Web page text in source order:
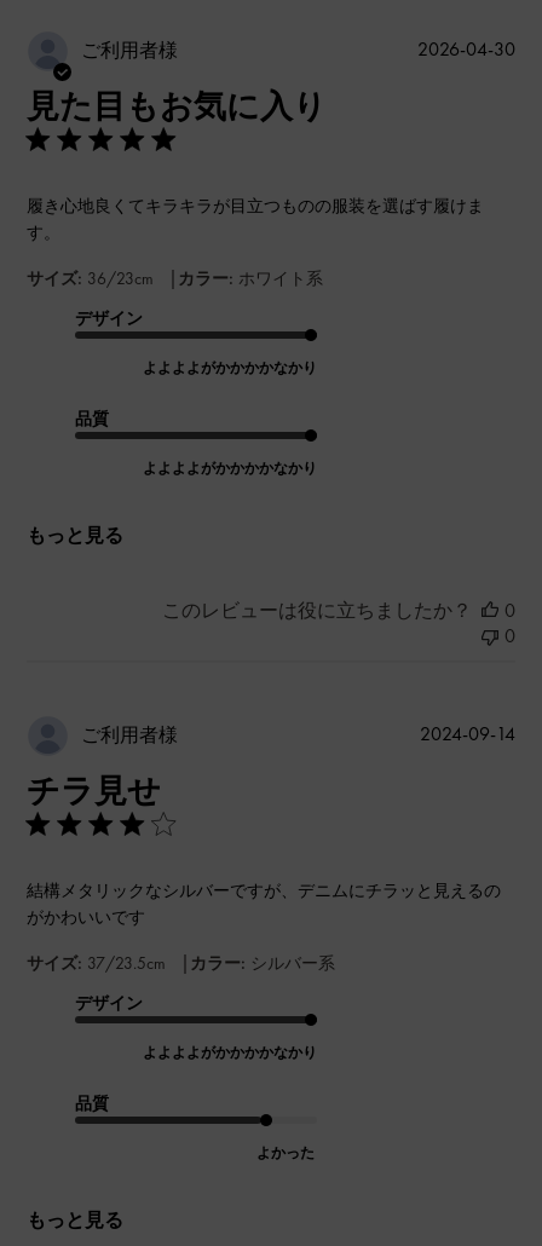
ご利用者様
見た目もお気に入り
履き心地良くてキラキラが目立つものの服装を選ばす履けま
す。
サイズ: 36/23cm | カラー: ホワイト系
デザイン
よよよよがかかかかなかり
品質
よよよよがかかかかなかり
もっと見る
公
2026-04-30
このレビューは役に立ちましたか？
0
0
ご利用者様
チラ見せ
結構メタリックなシルバーですが、デニムにチラッと見えるの
がかわいいです
サイズ: 37/23.5cm | カラー: シルバー系
デザイン
よよよよがかかかかなかり
品質
よかった
もっと見る
公
2024-09-14